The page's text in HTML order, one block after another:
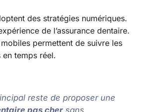
des stratégies numériques.
de l’assurance dentaire.
permettent de suivre les
en temps réel.
reste de proposer une
pas chersans